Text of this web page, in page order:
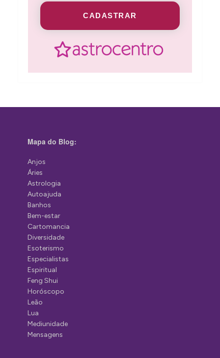
CADASTRAR
Mapa do Blog:
Anjos
Áries
Astrologia
Autoajuda
Banhos
Bem-estar
Cartomancia
Diversidade
Esoterismo
Especialistas
Espiritual
Feng Shui
Horóscopo
Leão
Lua
Mediunidade
Mensagens